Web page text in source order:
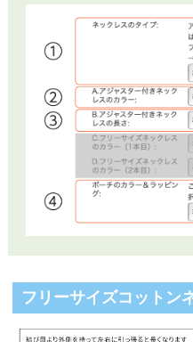
フリーサイズコットン